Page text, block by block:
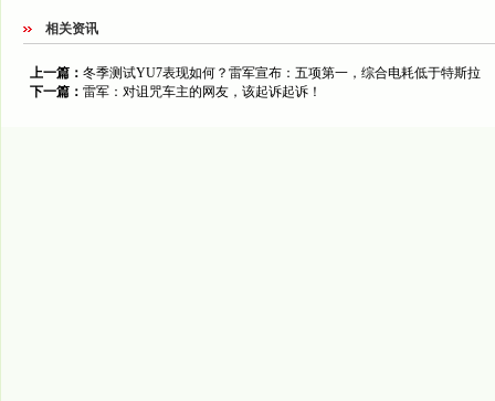
相关资讯
上一篇： 冬季测试YU7表现如何？雷军宣布：五项第一，综合电耗低于特斯拉
下一篇： 雷军：对诅咒车主的网友，该起诉起诉！